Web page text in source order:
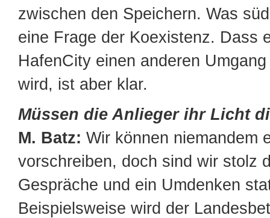
zwischen den Speichern. Was
eine Frage der Koexistenz. Dass
HafenCity einen anderen
wird, ist aber klar.
Müssen die Anlieger ihr Licht
M. Batz: Wir können niemandem
vorschreiben, doch sind wir stolz
Gespräche und ein Umdenken
Beispielsweise wird der